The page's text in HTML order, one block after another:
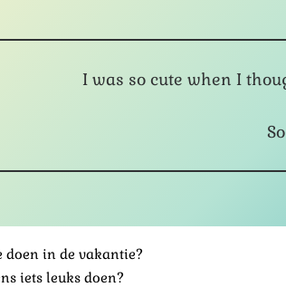
I was so cute when I
doen in de vakantie?
iets leuks doen?